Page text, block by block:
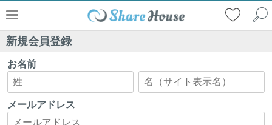
新規会員登録
お名前
メールアドレス